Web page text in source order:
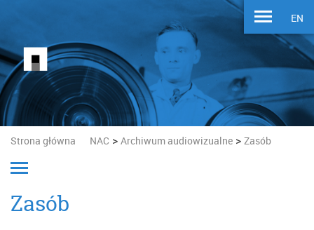
EN
Strona główna NAC > Archiwum audiowizualne > Zasób
Zasób